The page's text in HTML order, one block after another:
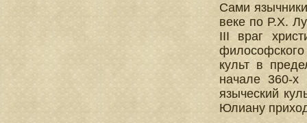
Сами
веке по Р.Х.
III враг
культ в
начале 360-х
языческий
Юлиану